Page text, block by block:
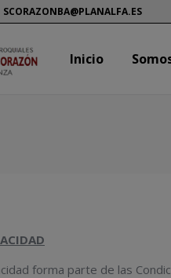
SCORAZONBA@PLANALFA.ES
Inicio
forma parte de las
Inicio